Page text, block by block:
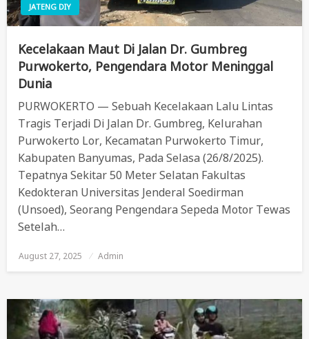
JATENG DIY
Kecelakaan Maut Di Jalan Dr. Gumbreg
Purwokerto, Pengendara Motor Meninggal
Dunia
PURWOKERTO — Sebuah Kecelakaan Lalu Lintas
Tragis Terjadi Di Jalan Dr. Gumbreg, Kelurahan
Purwokerto Lor, Kecamatan Purwokerto Timur,
Kabupaten Banyumas, Pada Selasa (26/8/2025).
Tepatnya Sekitar 50 Meter Selatan Fakultas
Kedokteran Universitas Jenderal Soedirman
(Unsoed), Seorang Pengendara Sepeda Motor Tewas
Setelah…
Posted
On
August 27, 2025 Admin